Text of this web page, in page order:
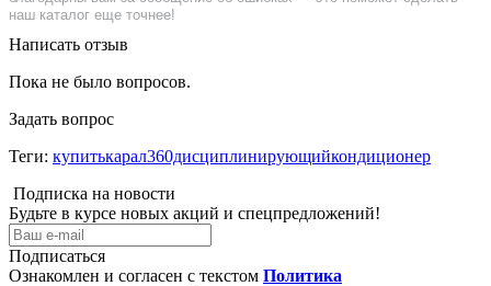
наш каталог еще точнее!
Написать отзыв
Пока не было вопросов.
Задать вопрос
Теги: купитькарал360дисциплинирующийкондиционер
Подписка на новости
Будьте в курсе новых акций и спецпредложений!
Подписаться
Ознакомлен и согласен с текстом Политика